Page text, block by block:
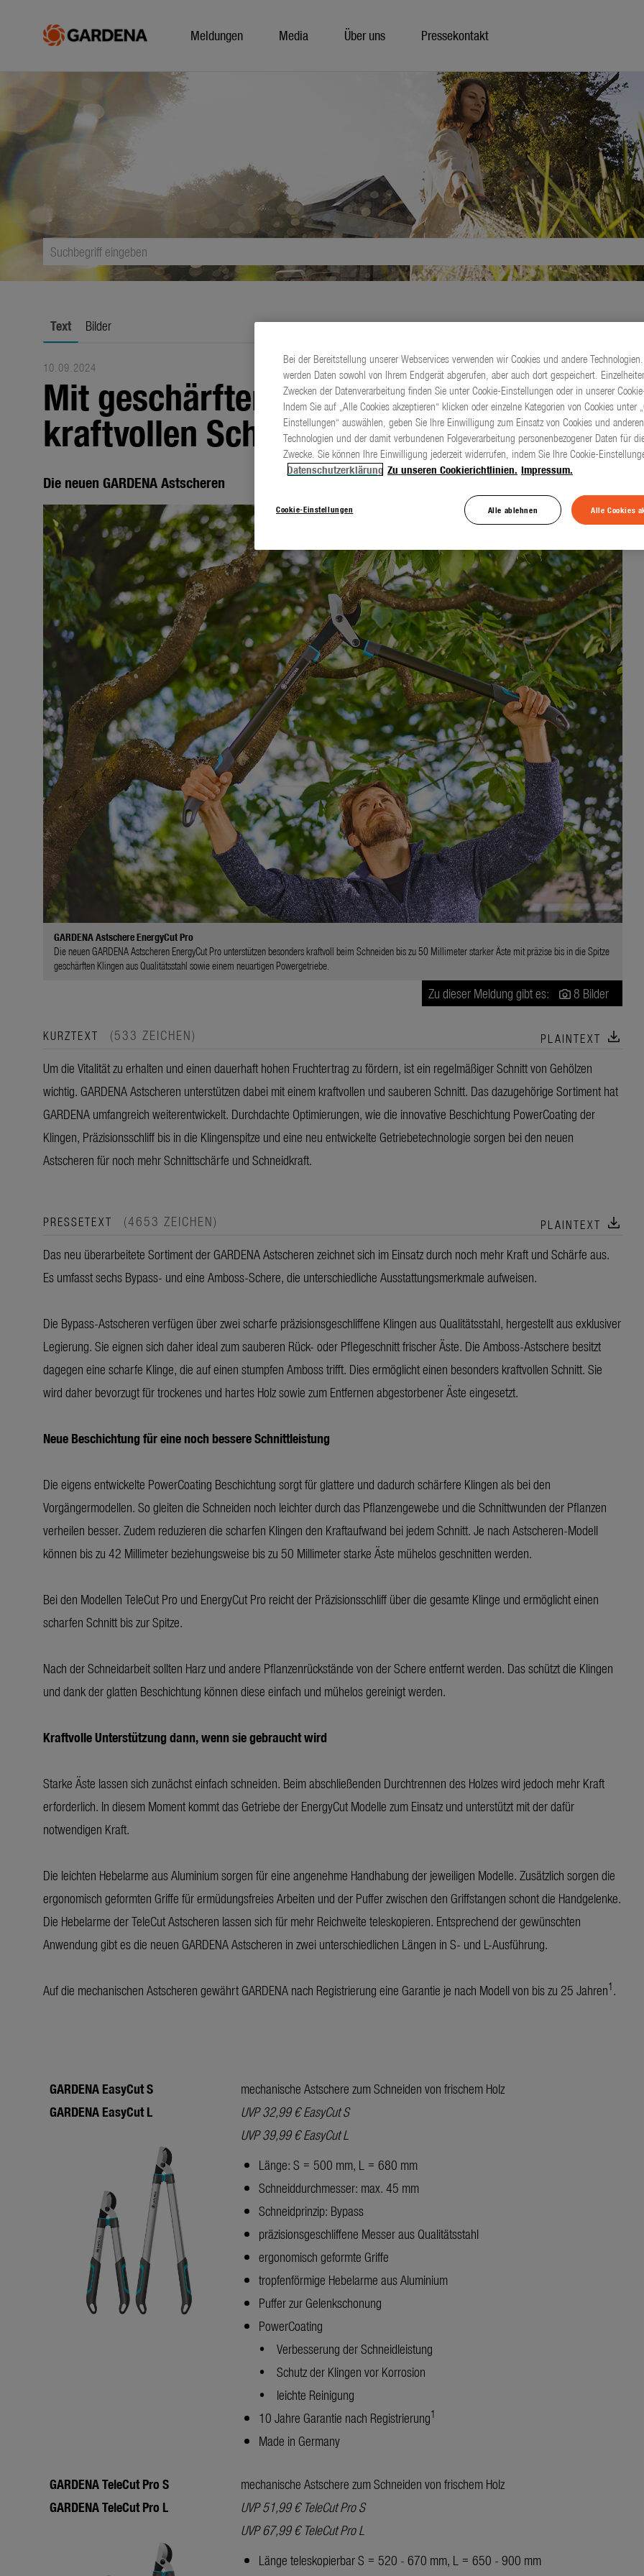
Meldungen Media Über uns Pressekontakt
Text Bilder
10.09.2024
Mit geschärftem Design für einen
kraftvollen Schnitt
Die neuen GARDENA Astscheren
GARDENA Astschere EnergyCut Pro
Die neuen GARDENA Astscheren EnergyCut Pro unterstützen besonders kraftvoll beim Schneiden bis zu 50 Millimeter starker Äste mit präzise bis in die Spitze
geschärften Klingen aus Qualitätsstahl sowie einem neuartigen Powergetriebe.
Zu dieser Meldung gibt es: 8 Bilder
KURZTEXT (533 ZEICHEN) PLAINTEXT download
Um die Vitalität zu erhalten und einen dauerhaft hohen Fruchtertrag zu fördern, ist ein regelmäßiger Schnitt von Gehölzen
wichtig. GARDENA Astscheren unterstützen dabei mit einem kraftvollen und sauberen Schnitt. Das dazugehörige Sortiment hat
GARDENA umfangreich weiterentwickelt. Durchdachte Optimierungen, wie die innovative Beschichtung PowerCoating der
Klingen, Präzisionsschliff bis in die Klingenspitze und eine neu entwickelte Getriebetechnologie sorgen bei den neuen
Astscheren für noch mehr Schnittschärfe und Schneidkraft.
PRESSETEXT (4653 ZEICHEN) PLAINTEXT download
Das neu überarbeitete Sortiment der GARDENA Astscheren zeichnet sich im Einsatz durch noch mehr Kraft und Schärfe aus.
Es umfasst sechs Bypass- und eine Amboss-Schere, die unterschiedliche Ausstattungsmerkmale aufweisen.
Die Bypass-Astscheren verfügen über zwei scharfe präzisionsgeschliffene Klingen aus Qualitätsstahl, hergestellt aus exklusiver
Legierung. Sie eignen sich daher ideal zum sauberen Rück- oder Pflegeschnitt frischer Äste. Die Amboss-Astschere besitzt
dagegen eine scharfe Klinge, die auf einen stumpfen Amboss trifft. Dies ermöglicht einen besonders kraftvollen Schnitt. Sie
wird daher bevorzugt für trockenes und hartes Holz sowie zum Entfernen abgestorbener Äste eingesetzt.
Neue Beschichtung für eine noch bessere Schnittleistung
Die eigens entwickelte PowerCoating Beschichtung sorgt für glattere und dadurch schärfere Klingen als bei den
Vorgängermodellen. So gleiten die Schneiden noch leichter durch das Pflanzengewebe und die Schnittwunden der Pflanzen
verheilen besser. Zudem reduzieren die scharfen Klingen den Kraftaufwand bei jedem Schnitt. Je nach Astscheren-Modell
können bis zu 42 Millimeter beziehungsweise bis zu 50 Millimeter starke Äste mühelos geschnitten werden.
Bei den Modellen TeleCut Pro und EnergyCut Pro reicht der Präzisionsschliff über die gesamte Klinge und ermöglicht einen
scharfen Schnitt bis zur Spitze.
Nach der Schneidarbeit sollten Harz und andere Pflanzenrückstände von der Schere entfernt werden. Das schützt die Klingen
und dank der glatten Beschichtung können diese einfach und mühelos gereinigt werden.
Kraftvolle Unterstützung dann, wenn sie gebraucht wird
Starke Äste lassen sich zunächst einfach schneiden. Beim abschließenden Durchtrennen des Holzes wird jedoch mehr Kraft
erforderlich. In diesem Moment kommt das Getriebe der EnergyCut Modelle zum Einsatz und unterstützt mit der dafür
notwendigen Kraft.
Die leichten Hebelarme aus Aluminium sorgen für eine angenehme Handhabung der jeweiligen Modelle. Zusätzlich sorgen die
ergonomisch geformten Griffe für ermüdungsfreies Arbeiten und der Puffer zwischen den Griffstangen schont die Handgelenke.
Die Hebelarme der TeleCut Astscheren lassen sich für mehr Reichweite teleskopieren. Entsprechend der gewünschten
Anwendung gibt es die neuen GARDENA Astscheren in zwei unterschiedlichen Längen in S- und L-Ausführung.
Auf die mechanischen Astscheren gewährt GARDENA nach Registrierung eine Garantie je nach Modell von bis zu 25 Jahren1.
GARDENA EasyCutS
GARDENA EasyCutL
mechanische Astschere zum Schneiden von frischem Holz
UVP 32,99 € EasyCut S
UVP 39,99 €EasyCutL
Länge: S = 500 mm, L = 680 mm
Schneiddurchmesser: max. 45 mm
Schneidprinzip: Bypass
präzisionsgeschliffene Messer aus Qualitätsstahl
ergonomisch geformte Griffe
tropfenförmige Hebelarme aus Aluminium
Puffer zur Gelenkschonung
PowerCoating
• Verbesserung der Schneidleistung
• Schutz der Klingen vor Korrosion
• leichte Reinigung
10 Jahre Garantie nach Registrierung1
Made in Germany
GARDENA TeleCut Pro S
GARDENA TeleCut Pro L
mechanische Astschere zum Schneiden von frischem Holz
UVP 51,99 € TeleCut Pro S
UVP 67,99 € TeleCut Pro L
Länge teleskopierbar S = 520 - 670 mm, L = 650 - 900 mm
Bei der Bereitstellung unserer Webservices verwenden wir Cookies und andere
werden Daten sowohl von Ihrem Endgerät abgerufen, aber auch dort gespeichert.
Zwecken der Datenverarbeitung finden Sie unter Cookie-Einstellungen oder in unserer
Indem Sie auf „Alle Cookies akzeptieren“ klicken oder einzelne Kategorien von Cookies unter
Einstellungen“ auswählen, geben Sie Ihre Einwilligung zum Einsatz von Cookies und anderen
Technologien und der damit verbundenen Folgeverarbeitung personenbezogener Daten für
Zwecke. Sie können Ihre Einwilligung jederzeit widerrufen, indem Sie Ihre Cookie-
Datenschutzerklärung Zu unseren Cookierichtlinien. Impressum.
Cookie-Einstellungen Alle ablehnen Alle Cookies